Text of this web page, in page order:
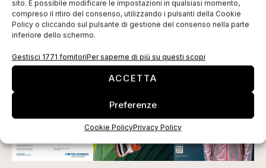
sito. È possibile modificare le impostazioni in qualsiasi momento,
compreso il ritiro del consenso, utilizzando i pulsanti della Cookie
Policy o cliccando sul pulsante di gestione del consenso nella parte
inferiore dello schermo.
Gestisci 1771 fornitoriPer saperne di più su questi scopi
ACCETTA
Preferenze
Cookie PolicyPrivacy Policy
Tag: 3D fotorealistico abbigliamento App
cloud
OptiTex
sviluppo Texprocess